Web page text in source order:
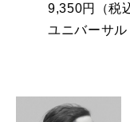
9,350円（税
ユニバーサ